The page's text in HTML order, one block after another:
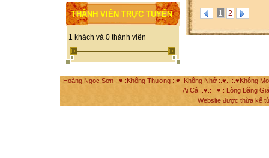
THÀNH VIÊN TRỰC TUYẾN
1 khách và 0 thành viên
1 2
Hoàng Ngọc Sơn :.♥.:Không Thương :.♥.:Không Nhớ :.♥.: :.♥Không
Ai Cả :.♥.: :.♥.: Lòng Băng
Website được thừa kế